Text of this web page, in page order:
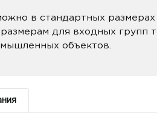
в стандартных размерах
для входных групп
объектов.